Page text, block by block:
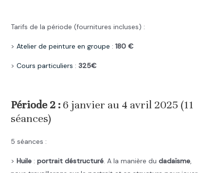
Tarifs de la période (fournitures incluses) :
> Atelier de peinture en groupe : 180 €
> Cours particuliers : 325€
Période 2 :6 janvier au 4 avril 2025 (11
séances)
5 séances :
> Huile : portrait déstructuré. A la manière du dadaïsme,